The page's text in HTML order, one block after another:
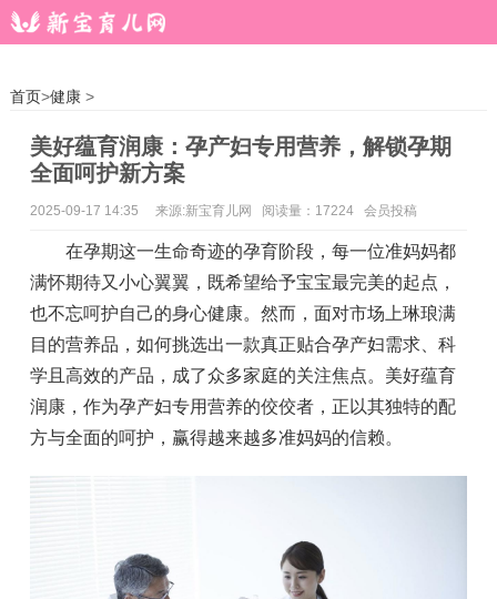
首页>健康>
美好蕴育润康：孕产妇专用营养，解锁孕期
全面呵护新方案
2025-09-17 14:35 来源:新宝育儿网 阅读量：17224 会员投稿
在孕期这一生命奇迹的孕育阶段，每一位准妈妈都
满怀期待又小心翼翼，既希望给予宝宝最完美的起点，
也不忘呵护自己的身心健康。然而，面对市场上琳琅满
目的营养品，如何挑选出一款真正贴合孕产妇需求、科
学且高效的产品，成了众多家庭的关注焦点。美好蕴育
润康，作为孕产妇专用营养的佼佼者，正以其独特的配
方与全面的呵护，赢得越来越多准妈妈的信赖。